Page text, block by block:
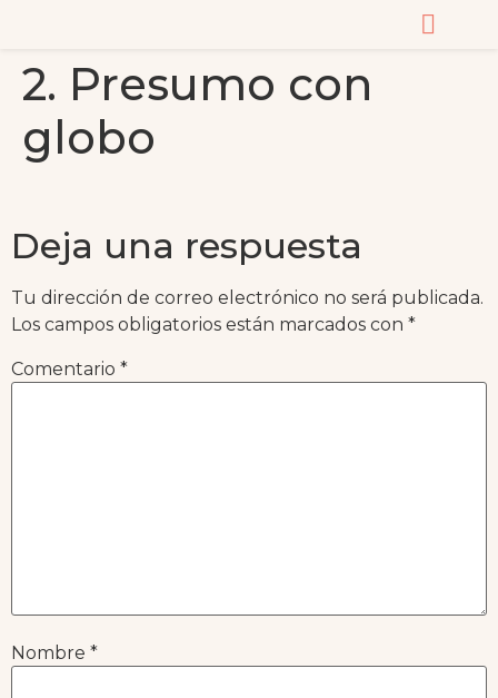
2. Presumo con
globo
Deja una respuesta
Tu dirección de correo electrónico no será publicada.
Los campos obligatorios están marcados con *
Comentario *
Nombre *